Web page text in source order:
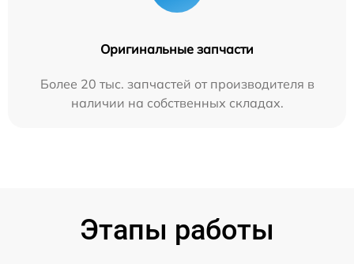
Оригинальные запчасти
Более 20 тыс. запчастей от производителя в
наличии на собственных складах.
Этапы работы